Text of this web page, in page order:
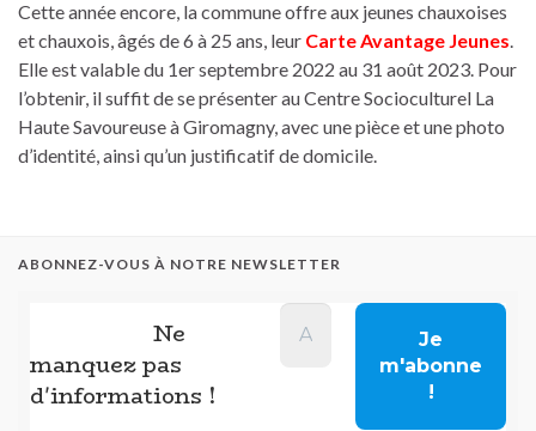
Cette année encore, la commune offre aux jeunes chauxoises
et chauxois, âgés de 6 à 25 ans, leur Carte Avantage Jeunes.
Elle est valable du 1er septembre 2022 au 31 août 2023. Pour
l’obtenir, il suffit de se présenter au Centre Socioculturel La
Haute Savoureuse à Giromagny, avec une pièce et une photo
d’identité, ainsi qu’un justificatif de domicile.
ABONNEZ-VOUS À NOTRE NEWSLETTER
Ne
manquez pas
d'informations !